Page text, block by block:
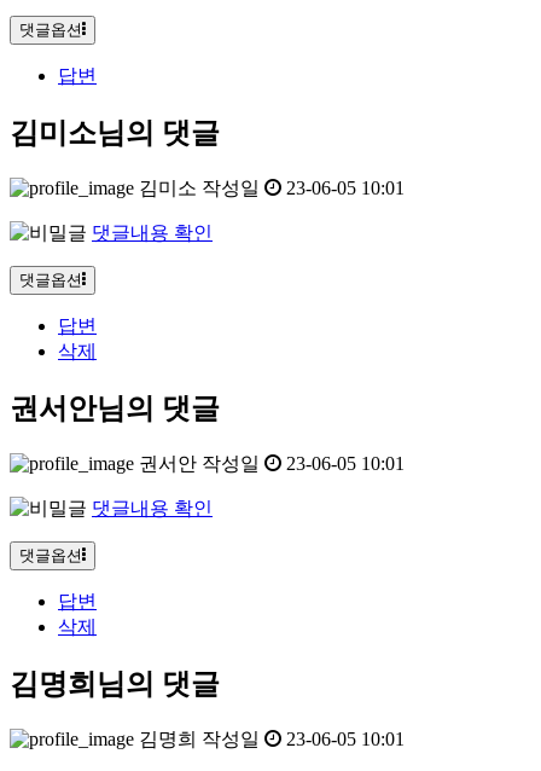
댓글옵션
답변
김미소님의 댓글
김미소 작성일 23-06-05 10:01
댓글내용 확인
댓글옵션
답변
삭제
권서안님의 댓글
권서안 작성일 23-06-05 10:01
댓글내용 확인
댓글옵션
답변
삭제
김명희님의 댓글
김명희 작성일 23-06-05 10:01